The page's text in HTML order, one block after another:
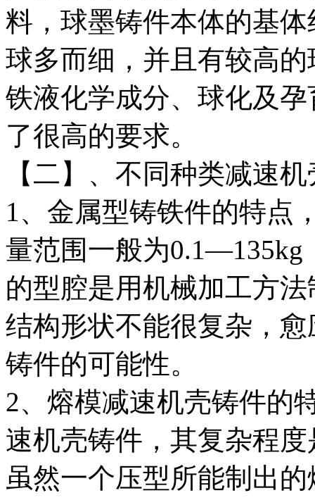
料，球墨铸件本体的基
球多而细，并且有较高
铁液化学成分、球化及
了很高的要求。
【二】、不同种类减速
1、金属型铸铁件的特点
量范围一般为0.1—135kg
的型腔是用机械加工方
结构形状不能很复杂，
铸件的可能性。
2、熔模减速机壳铸件的
速机壳铸件，其复杂程
虽然一个压型所能制出